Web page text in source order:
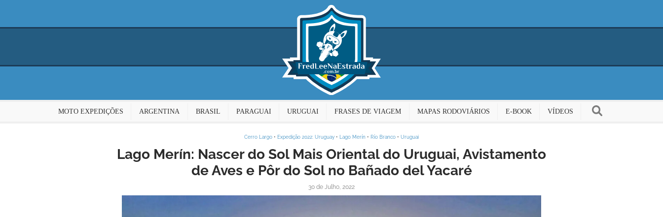
MOTO EXPEDIÇÕES ARGENTINA BRASIL PARAGUAI URUGUAI FRASES DE VIAGEM MAPAS RODOVIÁRIOS E-BOOK VÍDEOS
Cerro Largo • Expedição 2022: Uruguay • Lago Merín • Río Branco • Uruguai
Lago Merín: Nascer do Sol Mais Oriental do Uruguai, Avistamento
de Aves e Pôr do Sol no Bañado del Yacaré
30 de Julho, 2022